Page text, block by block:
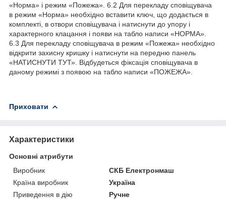
«Норма» і режим «Пожежа». 6.2 Для перекладу сповіщувача
в режим «Норма» необхідно вставити ключ, що додається в
комплекті, в отвори сповіщувача і натиснути до упору і
характерного клацання і появи на табло написи «НОРМА».
6.3 Для перекладу сповіщувача в режим «Пожежа» необхідно
відкрити захисну кришку і натиснути на передню панель
«НАТИСНУТИ ТУТ». Відбудеться фіксація сповіщувача в
даному режимі з появою на табло написи «ПОЖЕЖА».
Приховати
Характеристики
Основні атрибути
Виробник
СКБ Електронмаш
Країна виробник
Україна
Приведення в дію
Ручне